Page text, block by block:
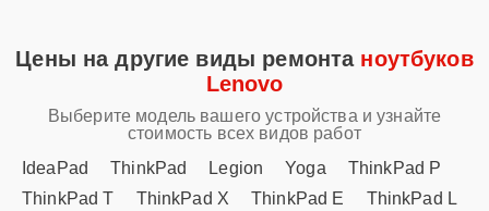
Цены на другие виды ремонта ноутбуков
Lenovo
Выберите модель вашего устройства и узнайте
стоимость всех видов работ
IdeaPad
ThinkPad Legion Yoga
ThinkPad P
ThinkPad T
ThinkPad X ThinkPad E
ThinkPad L